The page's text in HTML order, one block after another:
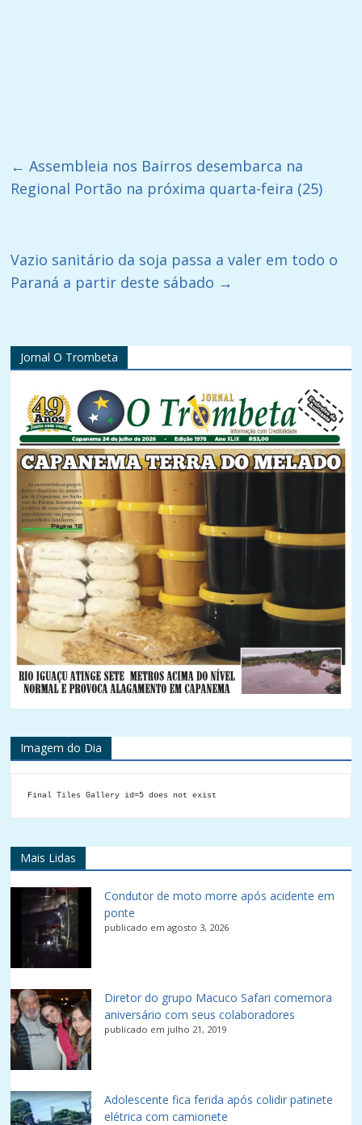
← Assembleia nos Bairros desembarca na
Regional Portão na próxima quarta-feira (25)
Vazio sanitário da soja passa a valer em todo o
Paraná a partir deste sábado →
Jornal O Trombeta
Imagem do Dia
Final Tiles Gallery id=5 does not exist
Mais Lidas
Condutor de moto morre após acidente em
ponte
publicado em agosto 3, 2026
Diretor do grupo Macuco Safari comemora
aniversário com seus colaboradores
publicado em julho 21, 2019
Adolescente fica ferida após colidir patinete
elétrica com camionete